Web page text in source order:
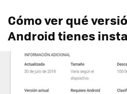
Cómo ver qué
Android tienes